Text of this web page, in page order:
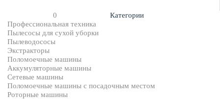
0
Категории
Профессиональная техника
Пылесосы для сухой уборки
Пылеводососы
Экстракторы
Поломоечные машины
Аккумуляторные машины
Сетевые машины
Поломоечные машины с посадочным местом
Роторные машины